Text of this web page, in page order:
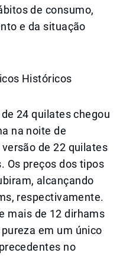
de consumo,
e da situação
Históricos
24 quilates chegou
na noite de
de 22 quilates
Os preços dos tipos
alcançando
respectivamente.
mais de 12 dirhams
em um único
no